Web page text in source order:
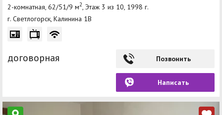
2-комнатная, 62/51/9 м2, Этаж 3 из 10, 1998 г.
г. Светлогорск, Калинина 1B
договорная Позвонить
Написать